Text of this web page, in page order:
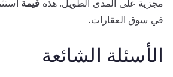
مجزية على المدى الطويل. هذه قيمة
في سوق العقارات.
الأسئلة الشائعة